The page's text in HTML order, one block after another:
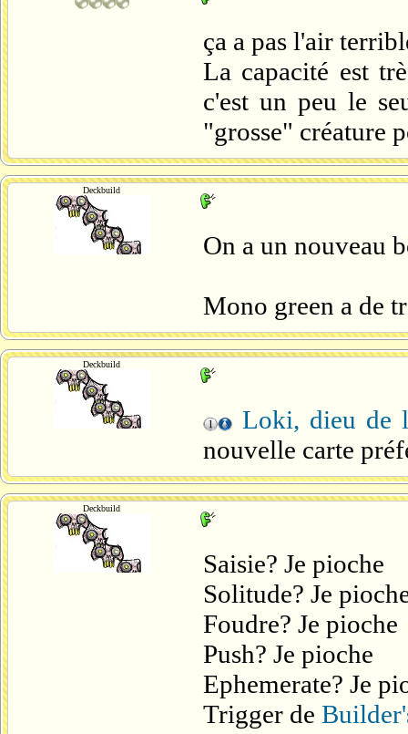
ça a pas l'air
La capacité est
c'est un peu le
"grosse" créature
Deckbuild
On a un nouveau
Mono green a de
Deckbuild
Loki, dieu de
nouvelle carte
Deckbuild
Saisie? Je pioche
Solitude? Je
Foudre? Je pioche
Push? Je pioche
Ephemerate? Je
Trigger de